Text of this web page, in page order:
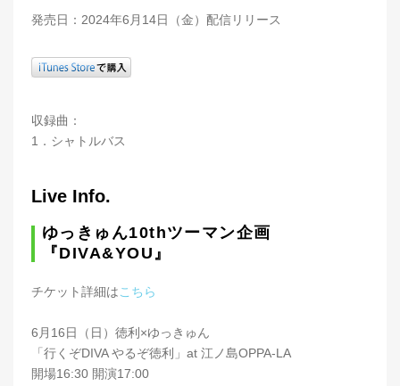
発売日：2024年6月14日（金）配信リリース
収録曲：
1．シャトルバス
Live Info.
ゆっきゅん10thツーマン企画
『DIVA&YOU』
チケット詳細はこちら
6月16日（日）徳利×ゆっきゅん
「行くぞDIVA やるぞ徳利」at 江ノ島OPPA-LA
開場16:30 開演17:00